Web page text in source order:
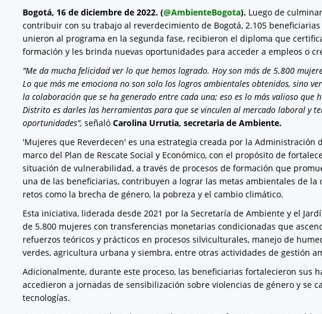
Bogotá, 16 de diciembre de 2022. (@AmbienteBogota). Luego de
contribuir con su trabajo al reverdecimiento de Bogotá, 2.105
unieron al programa en la segunda fase, recibieron el diploma que
formación y les brinda nuevas oportunidades para acceder a empleos o
"Me da mucha felicidad ver lo que hemos logrado. Hoy son más de 5.800
Lo que más me emociona no son solo los logros ambientales obtenidos, sino
la colaboración que se ha generado entre cada una; eso es lo más valioso que
Distrito es darles las herramientas para que se vinculen al mercado laboral y
oportunidades", señaló Carolina Urrutia, secretaria de Ambiente.
'Mujeres que Reverdecen' es una estrategia creada por la Administración
marco del Plan de Rescate Social y Económico, con el propósito de
situación de vulnerabilidad, a través de procesos de formación que
una de las beneficiarias, contribuyen a lograr las metas ambientales de
retos como la brecha de género, la pobreza y el cambio climático.
Esta iniciativa, liderada desde 2021 por la Secretaría de Ambiente y el
de 5.800 mujeres con transferencias monetarias condicionadas que
refuerzos teóricos y prácticos en procesos silviculturales, manejo de
verdes, agricultura urbana y siembra, entre otras actividades de gestión
Adicionalmente, durante este proceso, las beneficiarias fortalecieron sus
accedieron a jornadas de sensibilización sobre violencias de género y se
tecnologías.